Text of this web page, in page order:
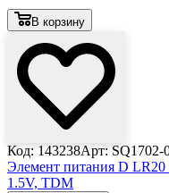
В корзину
Код: 143238Арт: SQ1702-
Элемент питания D
1.5V, TDM